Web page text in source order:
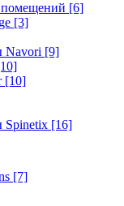
[6]
[3]
Navori [9]
[10]
Spinetix [16]
[7]